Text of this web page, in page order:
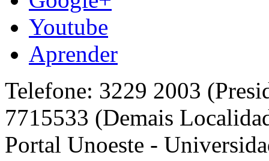
Youtube
Aprender
Telefone: 3229 2003
7715533 (Demais
Portal Unoeste -